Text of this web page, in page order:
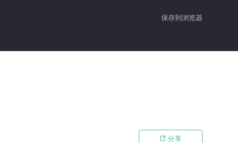
保存到浏览器
 分享